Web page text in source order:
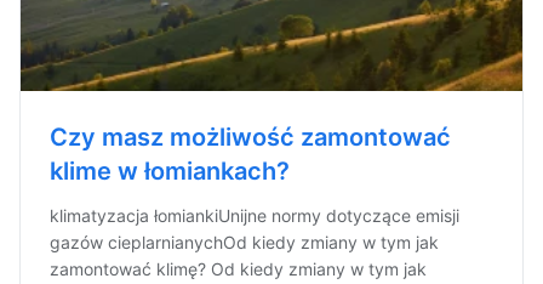
Czy masz możliwość zamontować
klime w łomiankach?
klimatyzacja łomiankiUnijne normy dotyczące emisji
gazów cieplarnianychOd kiedy zmiany w tym jak
zamontować klimę? Od kiedy zmiany w tym jak